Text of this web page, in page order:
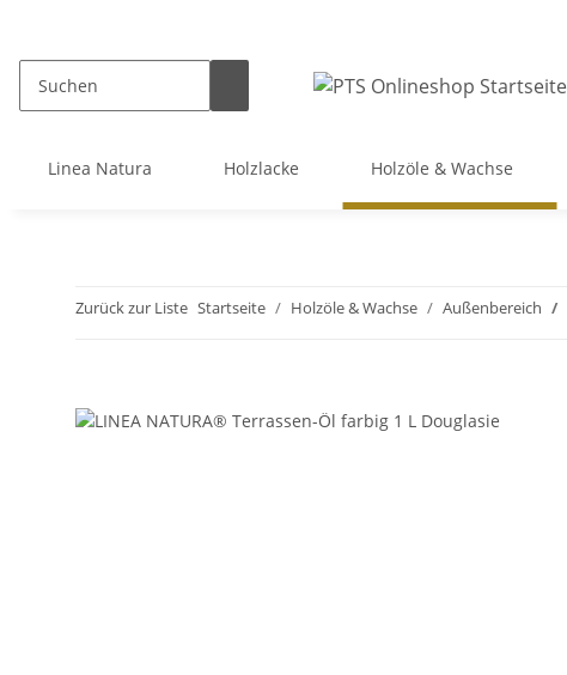
Linea Natura Holzlacke Holzöle & Wachse
Zurück zur Liste Startseite Holzöle & Wachse Außenbereich